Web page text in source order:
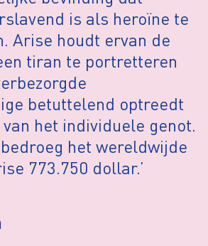
is als heroïne te
Arise houdt ervan de
tiran te portretteren
betuttelend optreedt
het individuele genot.
het wereldwijde
773.750 dollar.’